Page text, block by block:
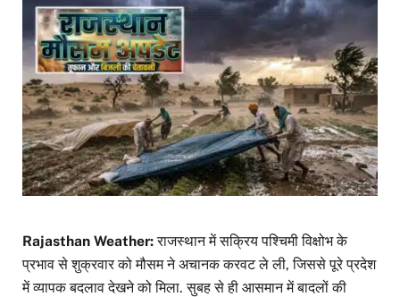
Rajasthan Weather:राजस्थान में सक्रिय पश्चिमी विक्षोभ के
प्रभाव से शुक्रवार को मौसम ने अचानक करवट ले ली, जिससे पूरे प्रदेश
में व्यापक बदलाव देखने को मिला. सुबह से ही आसमान में बादलों की